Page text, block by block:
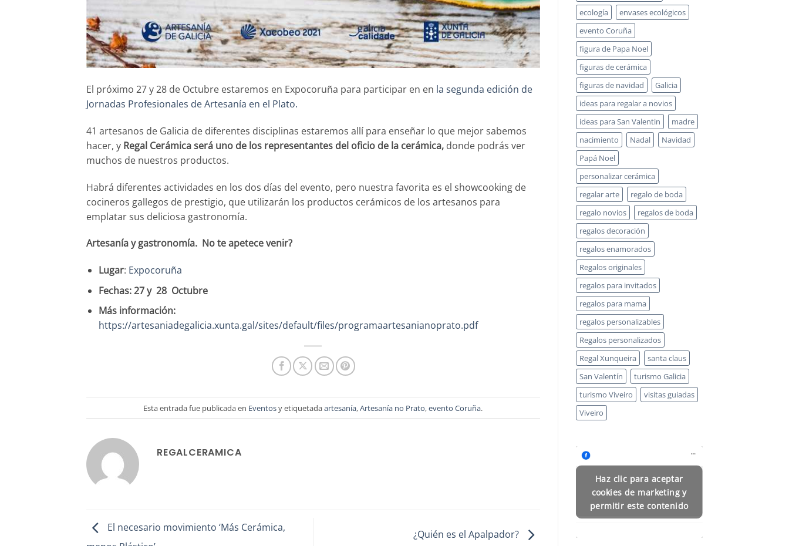
El próximo 27 y 28 de Octubre estaremos en Expocoruña para participar en en la segunda edición de
Jornadas Profesionales de Artesanía en el Plato.
41 artesanos de Galicia de diferentes disciplinas estaremos allí para enseñar lo que mejor sabemos
hacer, y Regal Cerámica será uno de los representantes del oficio de la cerámica, donde podrás ver
muchos de nuestros productos.
Habrá diferentes actividades en los dos días del evento, pero nuestra favorita es el showcooking de
cocineros gallegos de prestigio, que utilizarán los productos cerámicos de los artesanos para
emplatar sus deliciosa gastronomía.
Artesanía y gastronomía. No te apetece venir?
Lugar: Expocoruña
Fechas: 27 y 28 Octubre
Más información:
https://artesaniadegalicia.xunta.gal/sites/default/files/programaartesanianoprato.pdf
Esta entrada fue publicada en Eventosy etiquetadaartesanía,Artesanía no Prato,evento Coruña.
REGALCERAMICA
El necesario movimiento ‘Más Cerámica,
¿Quién es el Apalpador?
ecología
envases ecológicos
evento Coruña
figura de Papa Noel
figuras de cerámica
figuras de navidad
Galicia
ideas para regalar a novios
ideas para San Valentin
madre
nacimiento
Nadal
Navidad
Papá Noel
personalizar cerámica
regalar arte
regalo de boda
regalo novios
regalos de boda
regalos decoración
regalos enamorados
Regalos originales
regalos para invitados
regalos para mama
regalos personalizables
Regalos personalizados
Regal Xunqueira
santa claus
San Valentín
turismo Galicia
turismo Viveiro
visitas guiadas
Viveiro
Haz clic para aceptar
cookies de marketing y
permitir este contenido